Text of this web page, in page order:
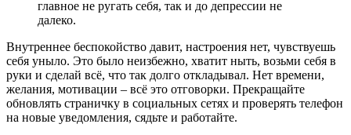
главное не ругать себя, так и до депрессии не
далеко.
Внутреннее беспокойство давит, настроения нет, чувствуешь
себя уныло. Это было неизбежно, хватит ныть, возьми себя в
руки и сделай всё, что так долго откладывал. Нет времени,
желания, мотивации – всё это отговорки. Прекращайте
обновлять страничку в социальных сетях и проверять телефон
на новые уведомления, сядьте и работайте.